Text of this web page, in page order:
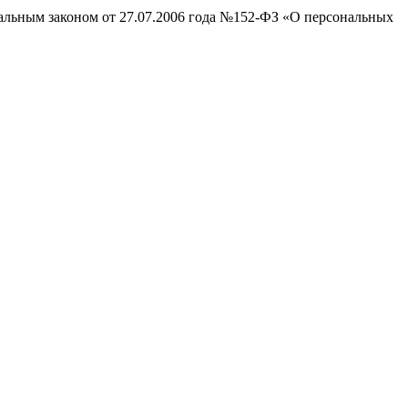
законом от 27.07.2006 года №152-ФЗ «О персональных